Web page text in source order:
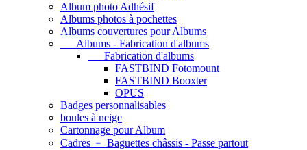
Album photo Adhésif
Albums photos à pochettes
Albums couvertures pour Albums
Albums - Fabrication d'albums
Fabrication d'albums
FASTBIND Fotomount
FASTBIND Booxter
OPUS
Badges personnalisables
boules à neige
Cartonnage pour Album
Cadres ﹣ Baguettes châssis - Passe partout